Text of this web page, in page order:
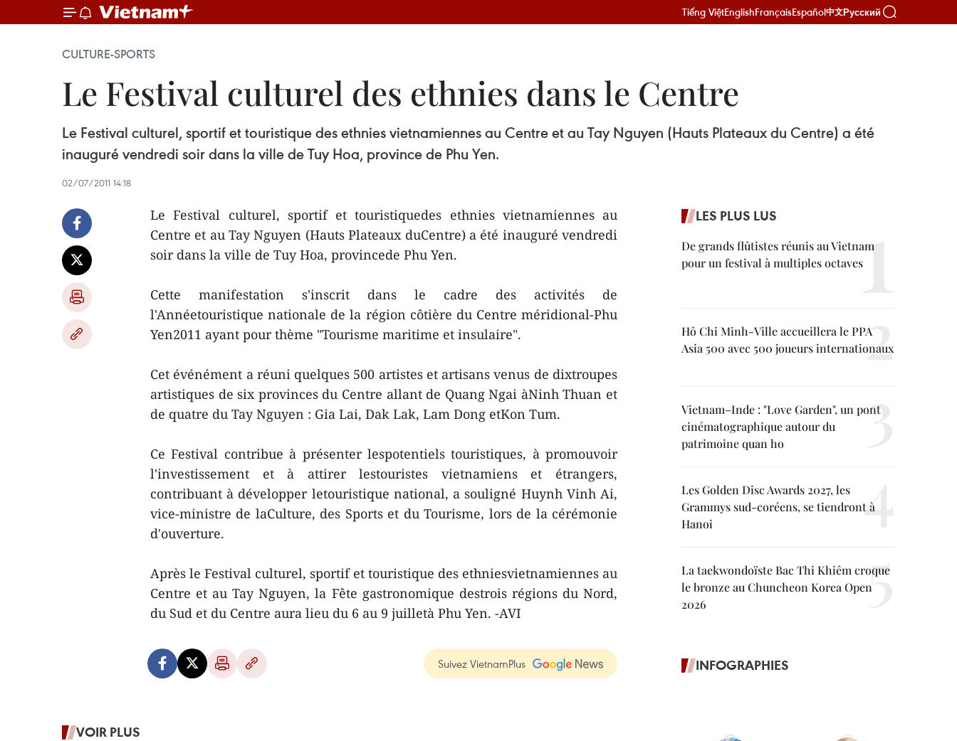
Tiếng ViệtEnglishFrançaisEspañol中文Русский
CULTURE-SPORTS
Le Festival culturel des ethnies dans le Centre
Le Festival culturel, sportif et touristique des ethnies vietnamiennes au Centre et au Tay Nguyen (Hauts Plateaux du Centre) a été
inauguré vendredi soir dans la ville de Tuy Hoa, province de Phu Yen.
02/07/2011 14:18
Le Festival culturel, sportif et touristiquedes ethnies vietnamiennes au
Centre et au Tay Nguyen (Hauts Plateaux duCentre) a été inauguré vendredi
soir dans la ville de Tuy Hoa, provincede Phu Yen.
Cette manifestation s'inscrit dans le cadre des activités de
l'Annéetouristique nationale de la région côtière du Centre méridional-Phu
Yen2011 ayant pour thème "Tourisme maritime et insulaire".
Cet événément a réuni quelques 500 artistes et artisans venus de dixtroupes
artistiques de six provinces du Centre allant de Quang Ngai àNinh Thuan et
de quatre du Tay Nguyen : Gia Lai, Dak Lak, Lam Dong etKon Tum.
Ce Festival contribue à présenter lespotentiels touristiques, à promouvoir
l'investissement et à attirer lestouristes vietnamiens et étrangers,
contribuant à développer letouristique national, a souligné Huynh Vinh Ai,
vice-ministre de laCulture, des Sports et du Tourisme, lors de la cérémonie
d'ouverture.
Après le Festival culturel, sportif et touristique des ethniesvietnamiennes au
Centre et au Tay Nguyen, la Fête gastronomique destrois régions du Nord,
du Sud et du Centre aura lieu du 6 au 9 juilletà Phu Yen. -AVI
Suivez VietnamPlus
VOIR PLUS
LES PLUS LUS
De grands flûtistes réunis au Vietnam
pour un festival à multiples octaves
Hô Chi Minh-Ville accueillera le PPA
Asia 500 avec 500 joueurs internationaux
Vietnam–Inde : "Love Garden", un pont
cinématographique autour du
patrimoine quan ho
Les Golden Disc Awards 2027, les
Grammys sud-coréens, se tiendront à
Hanoi
La taekwondoïste Bac Thi Khiêm croque
le bronze au Chuncheon Korea Open
2026
INFOGRAPHIES